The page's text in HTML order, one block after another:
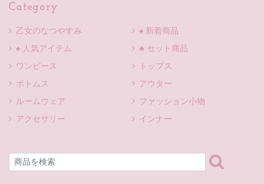
Category
乙女のなつやすみ
♠ 新着商品
♠ 人気アイテム
♣ セット商品
ワンピース
トップス
ボトムス
アウター
ルームウェア
ファッション小物
アクセサリー
インナー